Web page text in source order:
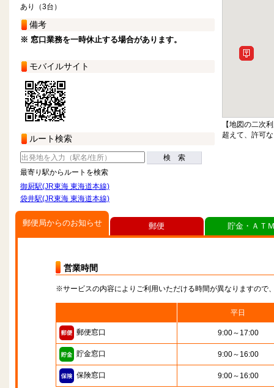
あり（3台）
備考
※ 窓口業務を一時休止する場合があります。
モバイルサイト
ルート検索
検 索
最寄り駅からルートを検索
御厨駅(JR東海 東海道本線)
袋井駅(JR東海 東海道本線)
【地図の二次
超えて、許可
郵便局からのお知らせ
営業時間
※サービスの内容によりご利用いただける時間が異なりますので
平日
郵便窓口 9:00～17:00
貯金窓口 9:00～16:00
保険窓口 9:00～16:00
郵便 貯金・ＡＴ